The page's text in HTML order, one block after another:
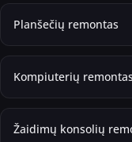
Planšečių remontas
Kompiuterių remontas
Žaidimų konsolių